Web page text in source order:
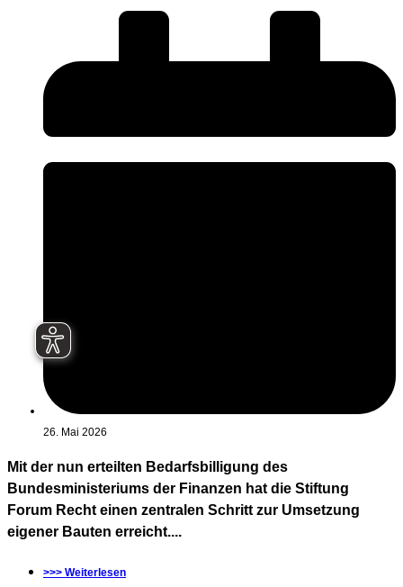
26. Mai 2026
Mit der nun erteilten Bedarfsbilligung des
Bundesministeriums der Finanzen hat die Stiftung
Forum Recht einen zentralen Schritt zur Umsetzung
eigener Bauten erreicht....
>>> Weiterlesen